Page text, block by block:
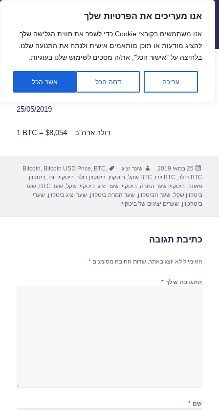
פתח
אנו מעריכים את הפרטיות שלך
אנו משתמשים בקובצי Cookie כדי לשפר את חווית הגלישה שלך,
להציג מודעות או תוכן מותאמים אישית ולנתח את התנועה שלנו.
בלחיצה על "אישור הכל", את/ה מסכים לשימוש שלנו בעוגיות.
עריכה דחה הכל אשר הכל
שערי חליפין יציגים – שער יציג
תפריטים
ווידג'טים
שער ביטקוין לתאריך 25/05/2019
25/05/2019
1 BTC = $8,054 – דולר ארה"ב
פורסם
בתאריך
25 במאי 2019 מחבר
שער יציג תגיות Bitcoin, Bitcoin USD Price, BTC,
BTC דולר
, BTC יורו , BTC שקל ,ביטקוין,ביטקוין דולר,ביטקוין יורו,ביטקוין
פאונד,ביטקוין שער המרה,ביטקוין שער יציג,ביטקוין שקל,שער BTC ,שער
ביטקוין שקל,שער הביטקוין,שער המרה ביטקוין,שער יציג ביטקוין,שערי
ביטקטוין,שערים יציגים של ביטקוין
כתיבת תגובה
האימייל לא יוצג באתר. שדות החובה מסומנים*
התגובה שלך *
שם *